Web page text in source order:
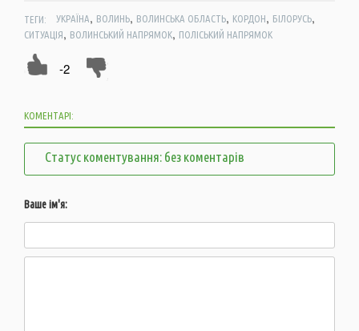
ТЕГИ: УКРАЇНА, ВОЛИНЬ, ВОЛИНСЬКА ОБЛАСТЬ, КОРДОН, БІЛОРУСЬ,
СИТУАЦІЯ, ВОЛИНСЬКИЙ НАПРЯМОК, ПОЛІСЬКИЙ НАПРЯМОК
-2
КОМЕНТАРІ:
Статус коментування: без коментарів
Ваше ім'я: